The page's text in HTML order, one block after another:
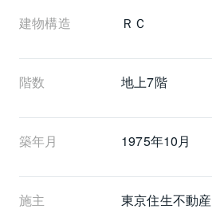
建物構造 ＲＣ
階数 地上7階
築年月 1975年10月
施主 東京住生不動産